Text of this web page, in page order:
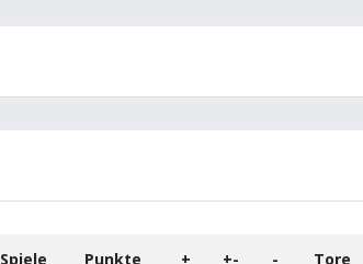
Spiele Punkte + +- - Tore